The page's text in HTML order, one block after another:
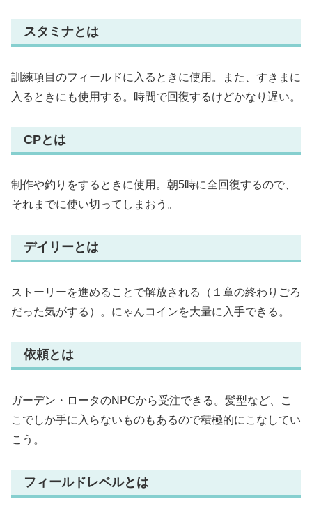
スタミナとは
訓練項目のフィールドに入るときに使用。また、すきまに
入るときにも使用する。時間で回復するけどかなり遅い。
CPとは
制作や釣りをするときに使用。朝5時に全回復するので、
それまでに使い切ってしまおう。
デイリーとは
ストーリーを進めることで解放される（１章の終わりごろ
だった気がする）。にゃんコインを大量に入手できる。
依頼とは
ガーデン・ロータのNPCから受注できる。髪型など、こ
こでしか手に入らないものもあるので積極的にこなしてい
こう。
フィールドレベルとは